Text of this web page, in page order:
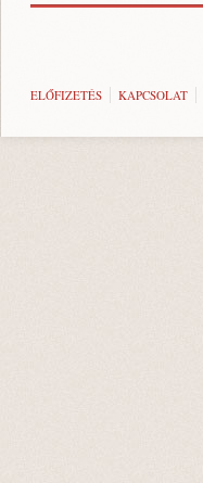
ELŐFIZETÉS KAPCSOLAT